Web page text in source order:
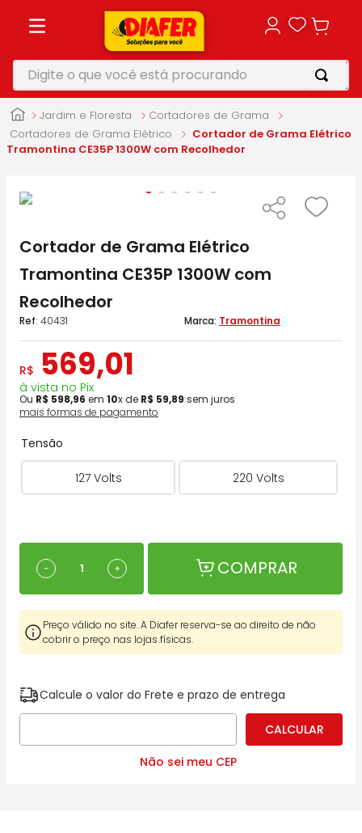
Digite o que você está procurando
Jardim e Floresta
Cortadores de Grama
Cortadores de Grama Elétrico
Cortador de Grama Elétrico
Tramontina CE35P 1300W com Recolhedor
Cortador de Grama Elétrico
Tramontina CE35P 1300W com
Recolhedor
: 40431 Tramontina
R$ 569,01
à vista no Pix
Ou R$ 598,96 em 10x de R$ 59,89 sem juros
mais formas de pagamento
Tensão
127 Volts 220 Volts
＋
－ COMPRAR
Preço válido no site. A Diafer reserva-se ao direito de não
cobrir o preço nas lojas físicas.
Calcule o valor do Frete e prazo de entrega
Não sei meu CEP
1 º
motosserra
parafusadeira
º makita